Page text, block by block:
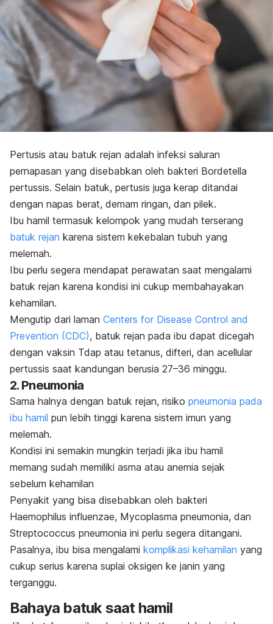
Pertusis atau batuk rejan adalah infeksi saluran
pernapasan yang disebabkan oleh bakteri Bordetella
pertussis. Selain batuk, pertusis juga kerap ditandai
dengan napas berat, demam ringan, dan pilek.
Ibu hamil termasuk kelompok yang mudah terserang
batuk rejan karena sistem kekebalan tubuh yang
melemah.
Ibu perlu segera mendapat perawatan saat mengalami
batuk rejan karena kondisi ini cukup membahayakan
kehamilan.
Mengutip dari laman Centers for Disease Control and
Prevention (CDC), batuk rejan pada ibu dapat dicegah
dengan vaksin Tdap atau tetanus, difteri, dan acellular
pertussis saat kandungan berusia 27–36 minggu.
2. Pneumonia
Sama halnya dengan batuk rejan, risiko pneumonia pada
ibu hamil pun lebih tinggi karena sistem imun yang
melemah.
Kondisi ini semakin mungkin terjadi jika ibu hamil
memang sudah memiliki asma atau anemia sejak
sebelum kehamilan
Penyakit yang bisa disebabkan oleh bakteri
Haemophilus influenzae, Mycoplasma pneumonia, dan
Streptococcus pneumonia ini perlu segera ditangani.
Pasalnya, ibu bisa mengalami komplikasi kehamilan yang
cukup serius karena suplai oksigen ke janin yang
terganggu.
Bahaya batuk saat hamil